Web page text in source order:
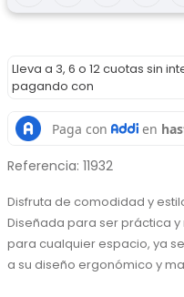
Lleva a 3, 6 o 12 cuotas sin
pagando con
Referencia: 11932
Disfruta de comodidad y
Diseñada para ser práctica
para cualquier espacio, ya
a su diseño ergonómico y